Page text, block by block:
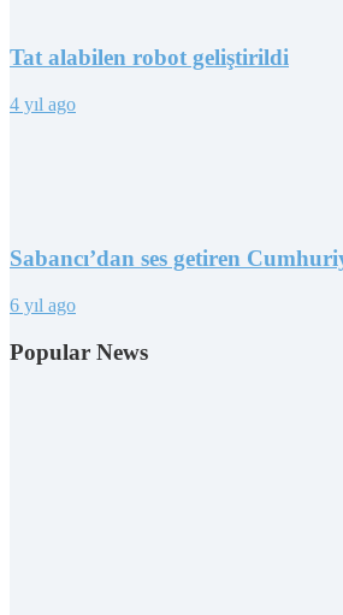
Tat alabilen robot geliştirildi
4 yıl ago
Sabancı’dan ses getiren
6 yıl ago
Popular News